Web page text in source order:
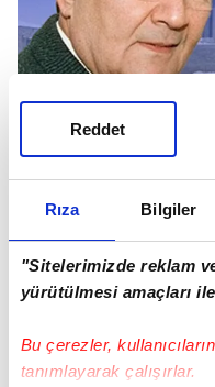
Rıza Bilgiler
"Sitelerimizde reklam
yürütülmesi amaçları
Bu çerezler,
tanımlayarak çalışırlar.
Reddet
Deniz Baykala kaset
mi? CHPnin arka çıktığı